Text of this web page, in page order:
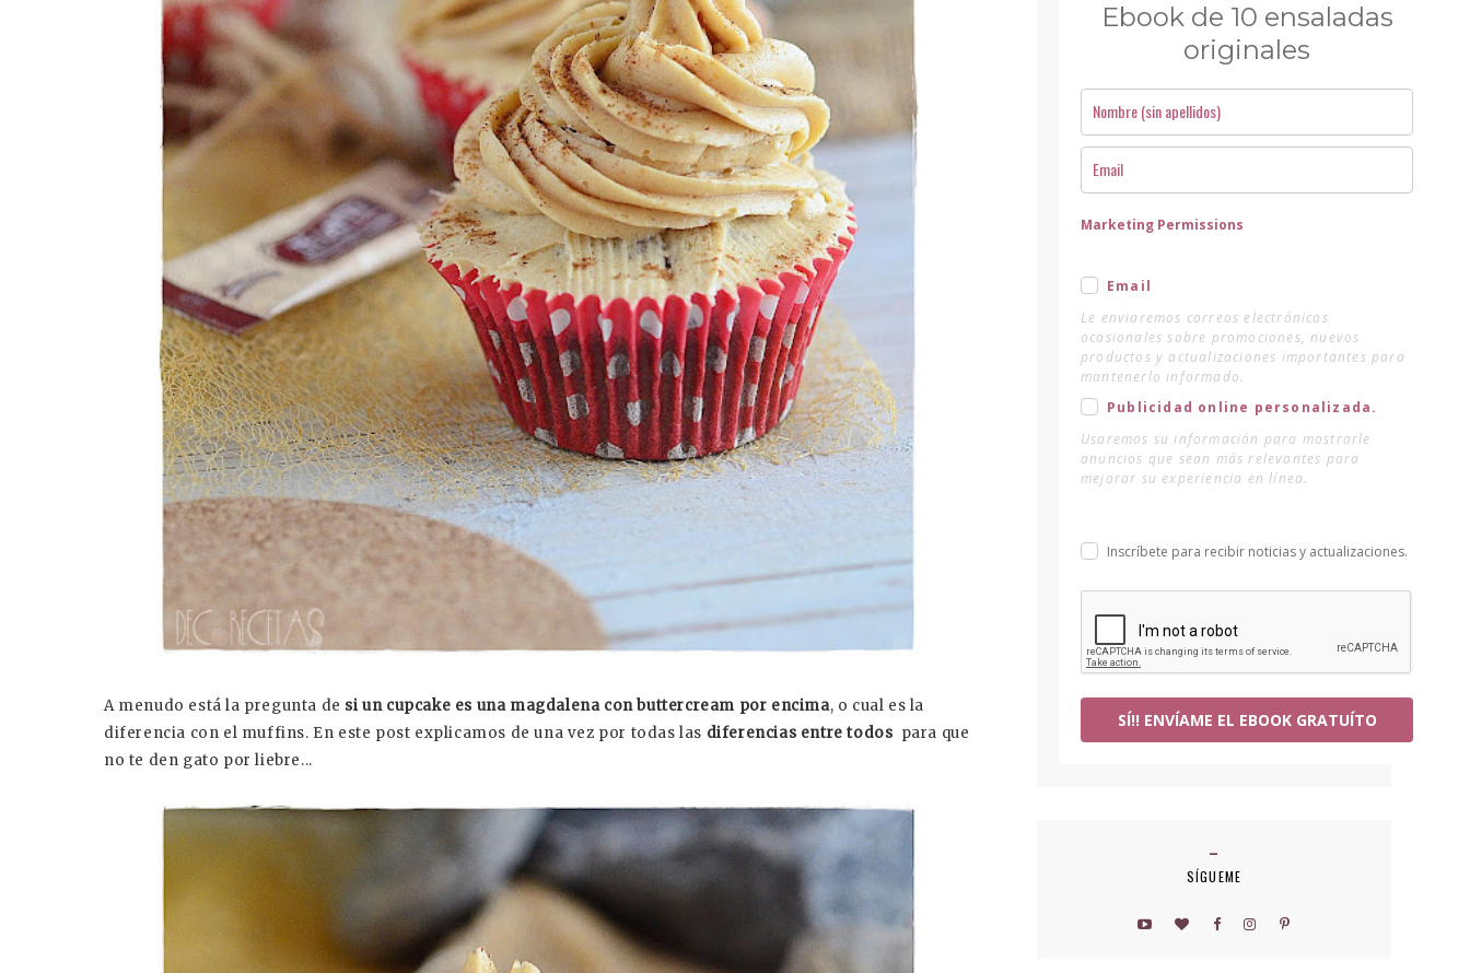
A menudo está la pregunta de si un cupcake es una magdalena con buttercream por encima, o cual es la
diferencia con el muffins. En este post explicamos de una vez por todas las diferencias entre todos para que
no te den gato por liebre...
Ebook de 10 ensaladas
originales
Marketing Permissions
Email
Le enviaremos correos electrónicos
ocasionales sobre promociones, nuevos
productos y actualizaciones importantes para
mantenerlo informado.
Publicidad online personalizada.
Usaremos su información para mostrarle
anuncios que sean más relevantes para
mejorar su experiencia en línea.
Inscríbete para recibir noticias y actualizaciones.
SÍ!! ENVÍAME EL EBOOK GRATUÍTO
SÍGUEME